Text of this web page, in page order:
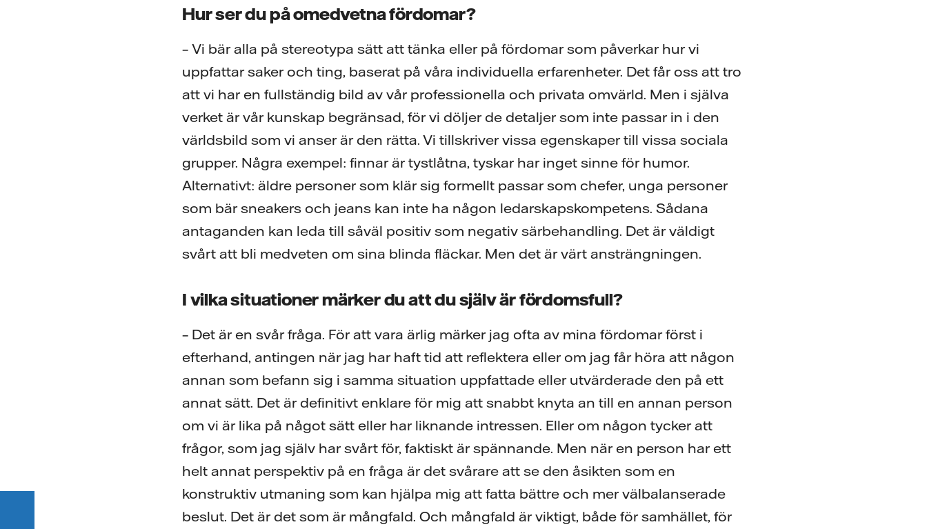
Hur ser du på omedvetna fördomar?
– Vi bär alla på stereotypa sätt att tänka eller på fördomar som påverkar hur vi
uppfattar saker och ting, baserat på våra individuella erfarenheter. Det får oss att tro
att vi har en fullständig bild av vår professionella och privata omvärld. Men i själva
verket är vår kunskap begränsad, för vi döljer de detaljer som inte passar in i den
världsbild som vi anser är den rätta. Vi tillskriver vissa egenskaper till vissa sociala
grupper. Några exempel: finnar är tystlåtna, tyskar har inget sinne för humor.
Alternativt: äldre personer som klär sig formellt passar som chefer, unga personer
som bär sneakers och jeans kan inte ha någon ledarskapskompetens. Sådana
antaganden kan leda till såväl positiv som negativ särbehandling. Det är väldigt
svårt att bli medveten om sina blinda fläckar. Men det är värt ansträngningen.
I vilka situationer märker du att du själv är fördomsfull?
– Det är en svår fråga. För att vara ärlig märker jag ofta av mina fördomar först i
efterhand, antingen när jag har haft tid att reflektera eller om jag får höra att någon
annan som befann sig i samma situation uppfattade eller utvärderade den på ett
annat sätt. Det är definitivt enklare för mig att snabbt knyta an till en annan person
om vi är lika på något sätt eller har liknande intressen. Eller om någon tycker att
frågor, som jag själv har svårt för, faktiskt är spännande. Men när en person har ett
helt annat perspektiv på en fråga är det svårare att se den åsikten som en
konstruktiv utmaning som kan hjälpa mig att fatta bättre och mer välbalanserade
beslut. Det är det som är mångfald. Och mångfald är viktigt, både för samhället, för